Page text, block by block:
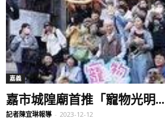
嘉義
嘉市城隍廟首推「寵物光明...
記者陳宜琳報導 - 2023-12-12